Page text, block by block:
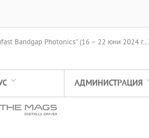
Bandgap Photonics” (16 – 22 юни 2024 г.,
АДМИНИСТРАЦИЯ